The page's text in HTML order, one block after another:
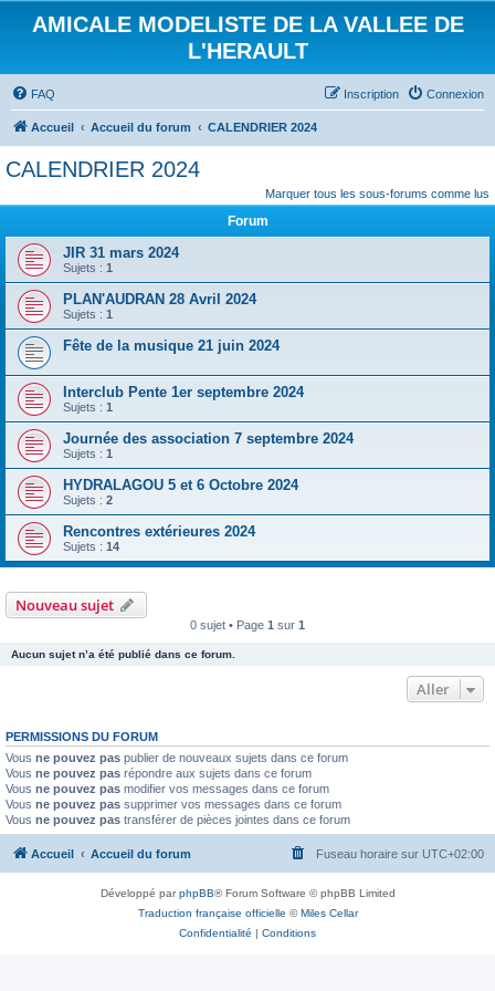
AMICALE MODELISTE DE LA VALLEE DE
L'HERAULT
FAQ Connexion
Inscription
Accueil Accueil du forum CALENDRIER 2024
CALENDRIER 2024
Marquer tous les sous-forums comme lus
Forum
JIR 31 mars 2024
Sujets : 1
PLAN'AUDRAN 28 Avril 2024
Sujets : 1
Fête de la musique 21 juin 2024
Interclub Pente 1er septembre 2024
Sujets : 1
Journée des association 7 septembre 2024
Sujets : 1
HYDRALAGOU 5 et 6 Octobre 2024
Sujets : 2
Rencontres extérieures 2024
Sujets : 14
Nouveau sujet
0 sujet • Page 1 sur 1
Aucun sujet n’a été publié dans ce forum.
Aller
PERMISSIONS DU FORUM
Vous ne pouvez pas publier de nouveaux sujets dans ce forum
Vous ne pouvez pas répondre aux sujets dans ce forum
Vous ne pouvez pas modifier vos messages dans ce forum
Vous ne pouvez pas supprimer vos messages dans ce forum
Vous ne pouvez pas transférer de pièces jointes dans ce forum
Accueil Accueil du forum Fuseau horaire sur UTC+02:00
Développé parphpBB® Forum Software © phpBB Limited
Traduction française officielle ©Miles Cellar
Confidentialité | Conditions